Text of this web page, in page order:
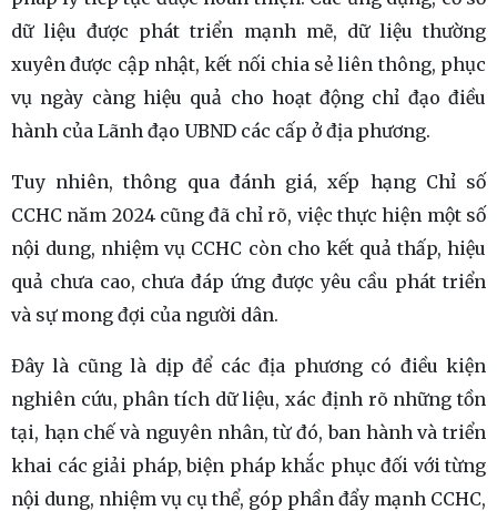
dữ liệu được phát triển mạnh mẽ, dữ liệu thường
xuyên được cập nhật, kết nối chia sẻ liên thông, phục
vụ ngày càng hiệu quả cho hoạt động chỉ đạo điều
hành của Lãnh đạo UBND các cấp ở địa phương.
Tuy nhiên, thông qua đánh giá, xếp hạng Chỉ số
CCHC năm 2024 cũng đã chỉ rõ, việc thực hiện một số
nội dung, nhiệm vụ CCHC còn cho kết quả thấp, hiệu
quả chưa cao, chưa đáp ứng được yêu cầu phát triển
và sự mong đợi của người dân.
Đây là cũng là dịp để các địa phương có điều kiện
nghiên cứu, phân tích dữ liệu, xác định rõ những tồn
tại, hạn chế và nguyên nhân, từ đó, ban hành và triển
khai các giải pháp, biện pháp khắc phục đối với từng
nội dung, nhiệm vụ cụ thể, góp phần đẩy mạnh CCHC,